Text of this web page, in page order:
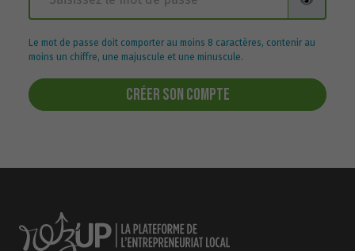
Le mot de passe doit comporter au moins 8 caractères, contenir au
moins un chiffre, une majuscule et une minuscule.
CRÉER SON COMPTE